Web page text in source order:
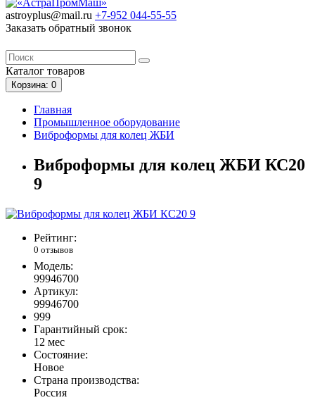
astroyplus@mail.ru +7-952 044-55-55
Заказать обратный звонок
Каталог товаров
Корзина: 0
Главная
Промышленное оборудование
Виброформы для колец ЖБИ
Виброформы для колец ЖБИ КС20
9
Рейтинг:
0 отзывов
Модель:
99946700
Артикул:
99946700
999
Гарантийный срок:
12 мес
Состояние:
Новое
Страна производства:
Россия